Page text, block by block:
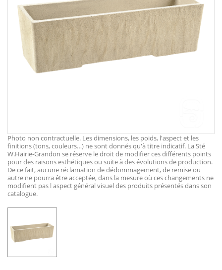
Photo non contractuelle. Les dimensions, les poids, l'aspect et les
finitions (tons, couleurs…) ne sont donnés qu'à titre indicatif. La Sté
W.Hairie-Grandon se réserve le droit de modifier ces différents points
pour des raisons esthétiques ou suite à des évolutions de production.
De ce fait, aucune réclamation de dédommagement, de remise ou
autre ne pourra être acceptée, dans la mesure où ces changements ne
modifient pas l aspect général visuel des produits présentés dans son
catalogue.